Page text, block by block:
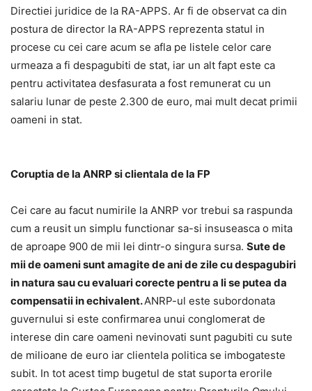
Directiei juridice de la RA-APPS. Ar fi de observat ca din
postura de director la RA-APPS reprezenta statul in
procese cu cei care acum se afla pe listele celor care
urmeaza a fi despagubiti de stat, iar un alt fapt este ca
pentru activitatea desfasurata a fost remunerat cu un
salariu lunar de peste 2.300 de euro, mai mult decat primii
oameni in stat.
Coruptia de la ANRP si clientala de la FP
Cei care au facut numirile la ANRP vor trebui sa raspunda
cum a reusit un simplu functionar sa-si insuseasca o mita
de aproape 900 de mii lei dintr-o singura sursa. Sute de
mii de oameni sunt amagite de ani de zile cu despagubiri
in natura sau cu evaluari corecte pentru a li se putea da
compensatii in echivalent.ANRP-ul este subordonata
guvernului si este confirmarea unui conglomerat de
interese din care oameni nevinovati sunt pagubiti cu sute
de milioane de euro iar clientela politica se imbogateste
subit. In tot acest timp bugetul de stat suporta erorile